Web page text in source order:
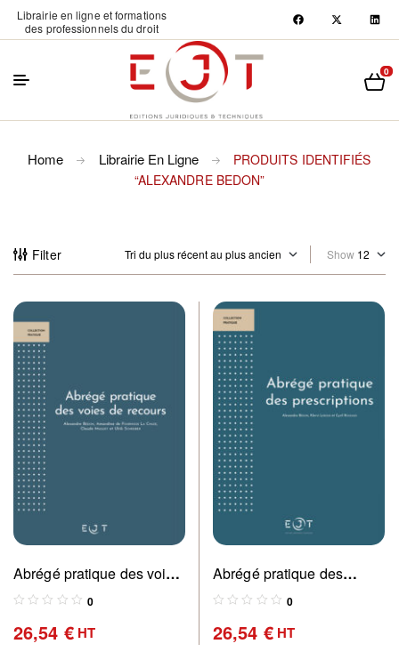
Librairie en ligne et formations
des professionnels du droit
0
Home Librairie En Ligne
PRODUITS IDENTIFIÉS
“ALEXANDRE BEDON”
Filter Show
Abrégé pratique des voies
de recours – NOUVELLE
0
26,54 €HT
Abrégé pratique des
prescriptions
0
26,54 €HT